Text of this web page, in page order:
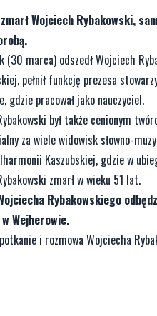
Wojciech Rybakowski,
(30 marca) odszedł Wojciech
pełnił funkcję prezesa
gdzie pracował jako nauczyciel.
był także cenionym
za wiele widowisk słowno-
Kaszubskiej, gdzie w
zmarł w wieku 51 lat.
Rybakowskiego
Wejherowie.
i rozmowa Wojciecha